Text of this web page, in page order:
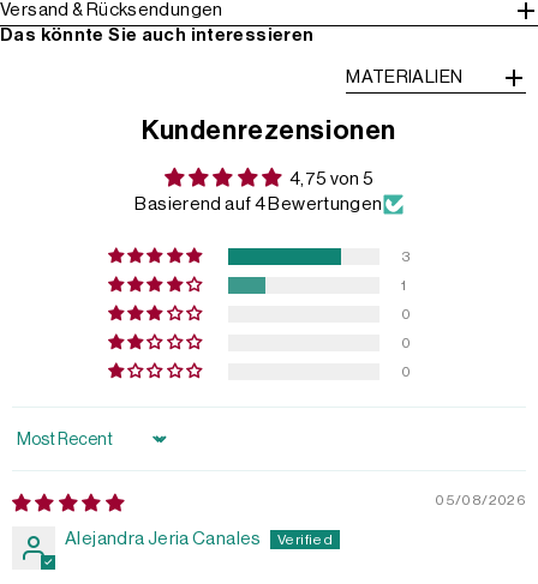
Versand & Rücksendungen
Das könnte Sie auch interessieren
MATERIALIEN
Kundenrezensionen
4,75 von 5
Basierend auf 4 Bewertungen
3
1
0
0
0
Sort by
05/08/2026
Alejandra Jeria Canales